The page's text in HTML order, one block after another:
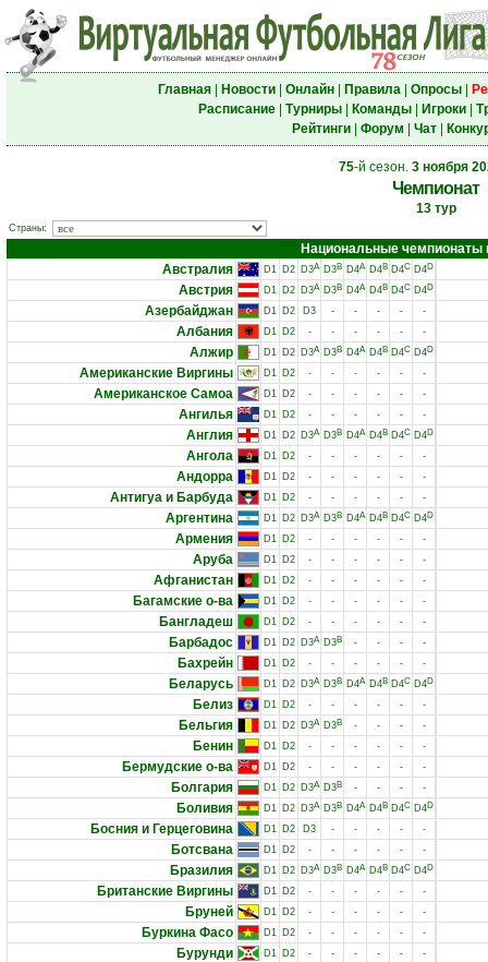
Главная| Новости| Онлайн| Правила| Опросы|
Расписание| Турниры| Команды| Игроки|
Рейтинги| Форум Чат|
75-й сезон. 3 ноября
Чемпионат
13 тур
Страны:
Национальные чемпионаты
Австралия
D1 D2 D3A D3B D4A D4B D4C D4D
Австрия D1 D2 D3A D3B D4A D4B D4C D4D
Азербайджан D1 D2 D3 - - - - -
Албания D1 D2 - - - - - -
Алжир D1 D2 D3A D3B D4A D4B D4C D4D
Американские Виргины D1 D2 - - - - - -
Американское Самоа D1 D2 - - - - - -
Ангилья D1 D2 - - - - - -
Англия D1 D2 D3A D3B D4A D4B D4C D4D
Ангола D1 D2 - - - - - -
Андорра D1 D2 - - - - - -
Антигуа и Барбуда D1 D2 - - - - - -
Аргентина D1 D2 D3A D3B D4A D4B D4C D4D
Армения D1 D2 - - - - - -
Аруба D1 D2 - - - - - -
Афганистан D1 D2 - - - - - -
Багамские о-ва D1 D2 - - - - - -
Бангладеш D1 D2 - - - - - -
Барбадос D1 D2 D3A D3B - - - -
Бахрейн D1 D2 - - - - - -
Беларусь D1 D2 D3A D3B D4A D4B D4C D4D
Белиз D1 D2 - - - - - -
Бельгия D1 D2 D3A D3B - - - -
Бенин D1 D2 - - - - - -
Бермудские о-ва D1 D2 - - - - - -
Болгария D1 D2 D3A D3B - - - -
Боливия D1 D2 D3A D3B D4A D4B D4C D4D
Босния и Герцеговина D1 D2 D3 - - - - -
Ботсвана D1 D2 - - - - - -
Бразилия D1 D2 D3A D3B D4A D4B D4C D4D
Британские Виргины D1 D2 - - - - - -
Бруней D1 D2 - - - - - -
Буркина Фасо D1 D2 - - - - - -
Бурунди D1 D2 - - - - - -